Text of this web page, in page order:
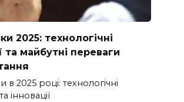
2025: технологічні
та майбутні переваги
2025 році: технологічні
інновації